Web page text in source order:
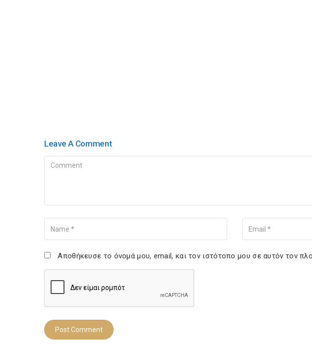
Leave A Comment
Comment
Name Your Email
Αποθήκευσε το όνομά μου, email, και τον ιστότοπο μου σε αυτόν τον